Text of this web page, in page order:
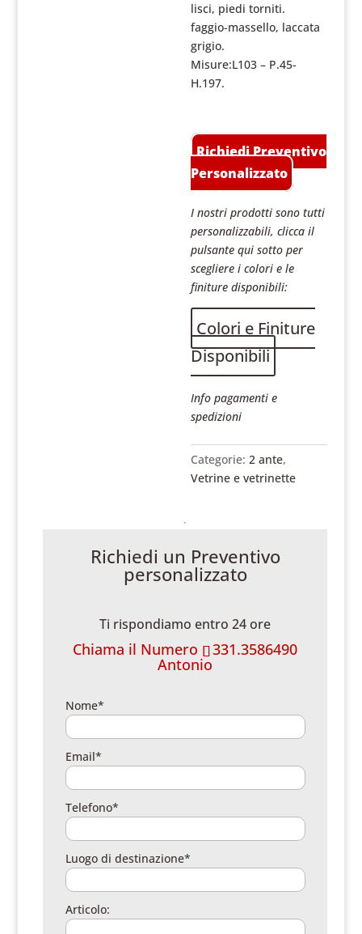
lisci, piedi torniti.
faggio-massello, laccata
grigio.
Misure:L103 – P.45-
H.197.
Richiedi Preventivo
Personalizzato
I nostri prodotti sono tutti
personalizzabili, clicca il
pulsante qui sotto per
scegliere i colori e le
finiture disponibili:
Colori e Finiture
Disponibili
Info pagamenti e
spedizioni
Categorie:2 ante,
Vetrine e vetrinette
Richiedi un Preventivo
personalizzato
Ti rispondiamo entro 24 ore
Chiama il Numero 331.3586490
Antonio
Nome*
Email*
Telefono*
Luogo di destinazione*
Articolo: